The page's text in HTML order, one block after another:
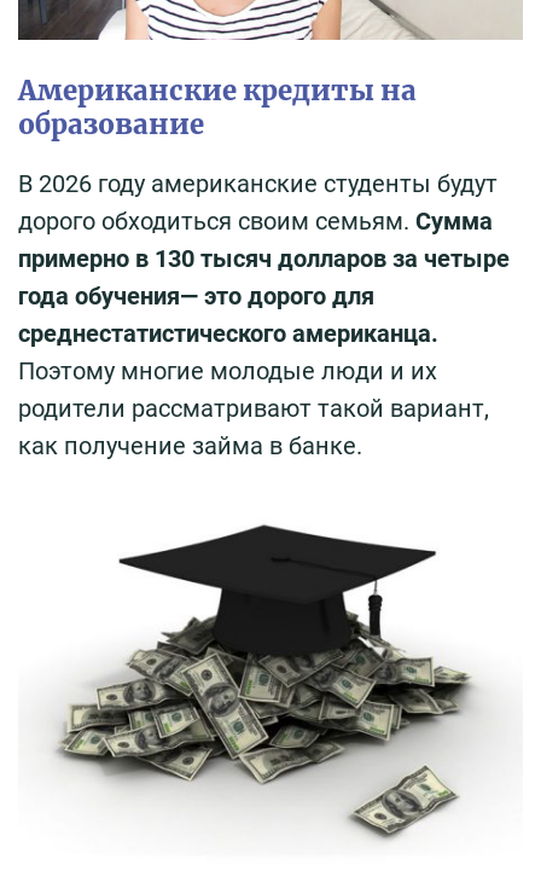
Американские кредиты на
образование
В 2026 году американские студенты будут
дорого обходиться своим семьям. Сумма
примерно в 130 тысяч долларов за четыре
года обучения— это дорого для
среднестатистического американца.
Поэтому многие молодые люди и их
родители рассматривают такой вариант,
как получение займа в банке.